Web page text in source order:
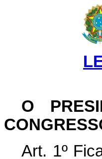
O
Art. 1º